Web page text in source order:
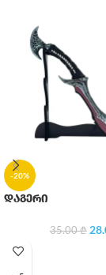
-20%
დაგერი
35.00₾